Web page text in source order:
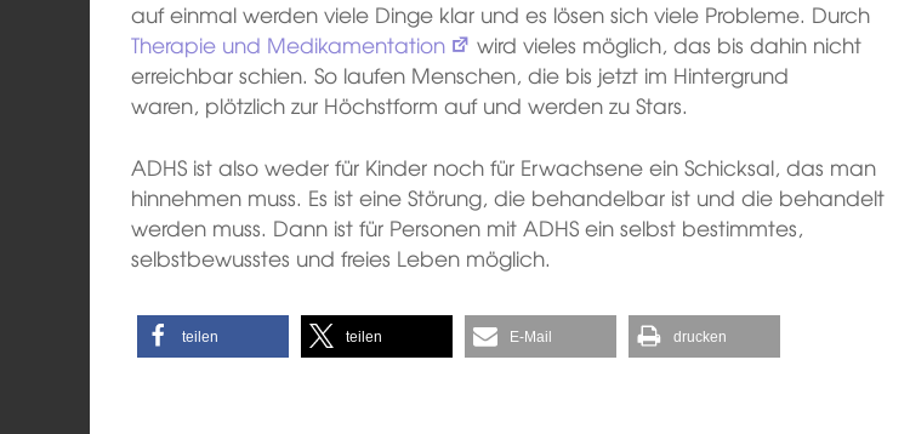
auf einmal werden viele Dinge klar und es lösen sich viele Probleme. Durch
Therapie und Medikamentation
wird vieles möglich, das bis dahin nicht
erreichbar schien. So laufen Menschen, die bis jetzt im Hintergrund
waren, plötzlich zur Höchstform auf und werden zu Stars.
ADHS ist also weder für Kinder noch für Erwachsene ein Schicksal, das man
hinnehmen muss. Es ist eine Störung, die behandelbar ist und die behandelt
werden muss. Dann ist für Personen mit ADHS ein selbst bestimmtes,
selbstbewusstes und freies Leben möglich.
teilen teilen E-Mail drucken